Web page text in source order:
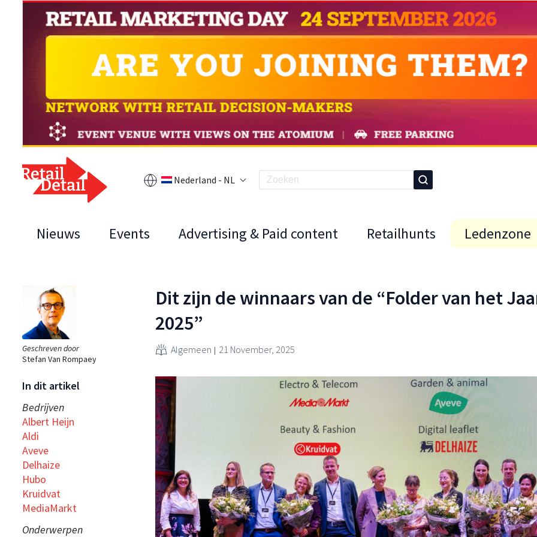
Nederland - NL
Nieuws Events Advertising & Paid content Retailhunts Ledenzone
Geschreven door
Stefan Van Rompaey
In dit artikel
Bedrijven
Albert Heijn
Aldi
Aveve
Delhaize
Hubo
Kruidvat
MediaMarkt
Onderwerpen
Dit zijn de winnaars van de “Folder van het
2025”
Algemeen 21 November, 2025